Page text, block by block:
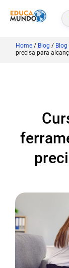
Home / Blog / Blog
precisa para